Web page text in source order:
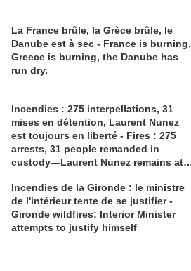
La France brûle, la Grèce brûle, le
Danube est à sec - France is burning,
Greece is burning, the Danube has
run dry.
Incendies : 275 interpellations, 31
mises en détention, Laurent Nunez
est toujours en liberté - Fires : 275
arrests, 31 people remanded in
custody—Laurent Nunez remains at
Incendies de la Gironde : le ministre
de l'intérieur tente de se justifier -
Gironde wildfires: Interior Minister
attempts to justify himself